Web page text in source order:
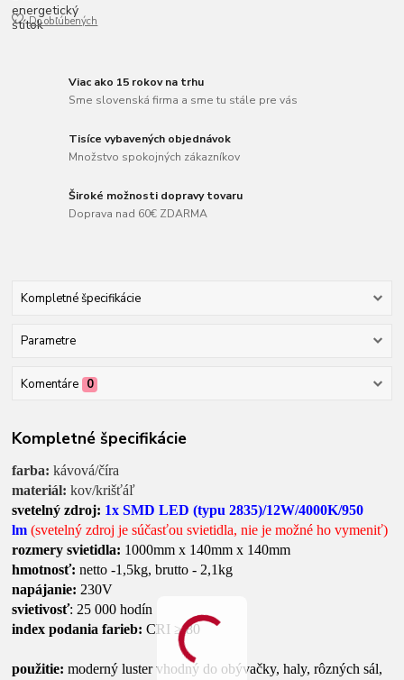
Do obľúbených
Viac ako 15 rokov na trhu
Sme slovenská firma a sme tu stále pre vás
Tisíce vybavených objednávok
Množstvo spokojných zákazníkov
Široké možnosti dopravy tovaru
Doprava nad 60€ ZDARMA
Kompletné špecifikácie
Parametre
Komentáre 0
Kompletné špecifikácie
farba: kávová/číra
materiál: kov/krišťáľ
svetelný zdroj: 1x SMD LED (typu 2835)/12W/4000K/950
lm(svetelný zdroj je súčasťou svietidla, nie je možné ho vymeniť)
rozmery svietidla: 1000mm x 140mm x 140mm
hmotnosť: netto -1,5kg, brutto - 2,1kg
napájanie: 230V
svietivosť: 25 000 hodín
index podania farieb: CRI ≥ 80
použitie: moderný luster vhodný do obývačky, haly, rôzných sál,